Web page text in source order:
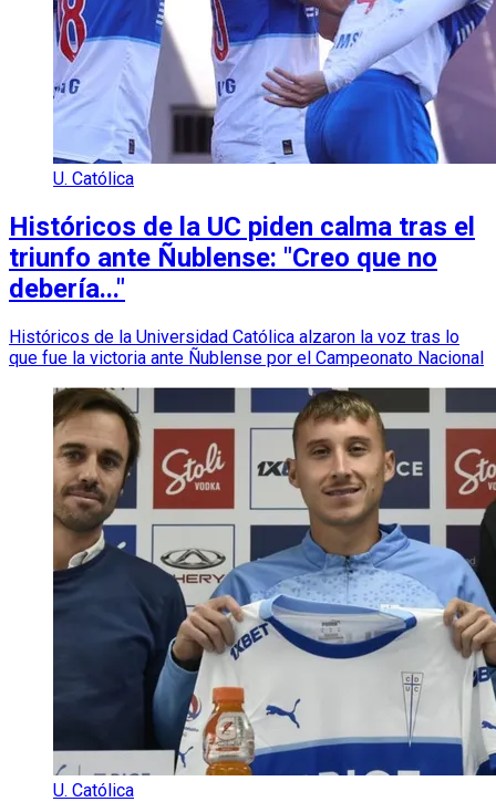
U. Católica
Históricos de la UC piden calma tras el
triunfo ante Ñublense: "Creo que no
debería..."
Históricos de la Universidad Católica alzaron la voz tras lo
que fue la victoria ante Ñublense por el Campeonato Nacional
U. Católica